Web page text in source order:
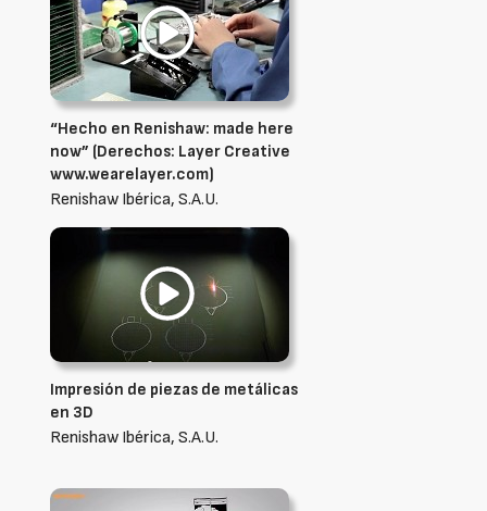
“Hecho en Renishaw: made here
now” (Derechos: Layer Creative
www.wearelayer.com)
Renishaw Ibérica, S.A.U.
Impresión de piezas de metálicas
en 3D
Renishaw Ibérica, S.A.U.